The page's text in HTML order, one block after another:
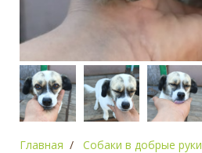
Главная Собаки в добрые руки